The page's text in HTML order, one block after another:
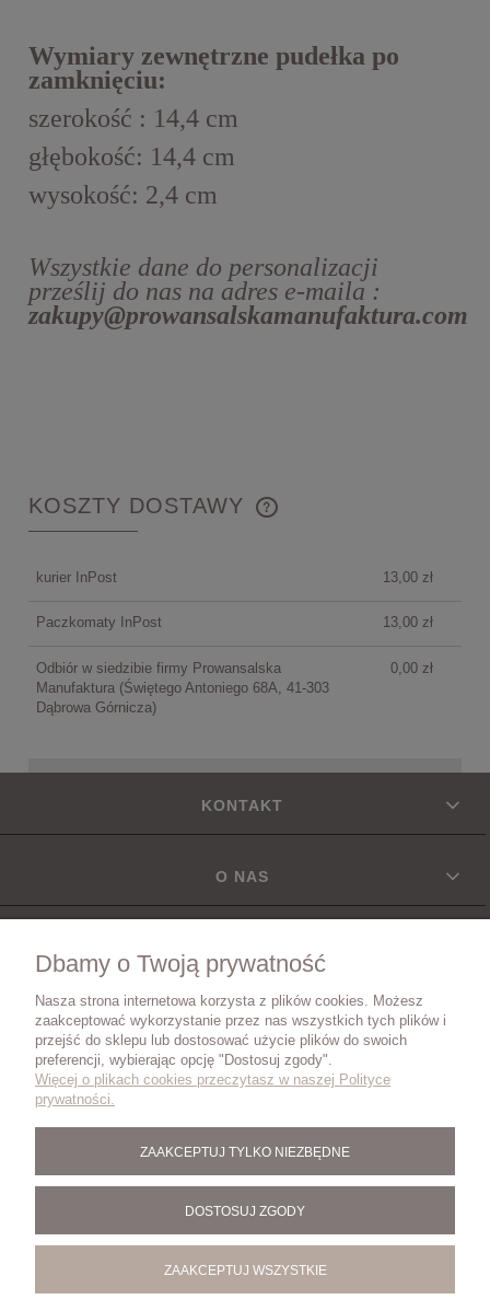
Wymiary zewnętrzne pudełka po
zamknięciu:
szerokość : 14,4 cm
głębokość: 14,4 cm
wysokość: 2,4 cm
Wszystkie dane do personalizacji
prześlij do nas na adres e-maila :
zakupy@prowansalskamanufaktura.com
KOSZTY DOSTAWY
CENA NIE ZAWIERA EWENTUALNYCH KOSZTÓW
kurier InPost 13,00 zł
Paczkomaty InPost 13,00 zł
Odbiór w siedzibie firmy Prowansalska
Manufaktura (Świętego Antoniego 68A, 41-303
Dąbrowa Górnicza)
0,00 zł
KONTAKT
O NAS
DOSTAWA
ZWROTY I REKLAMACJE
BLOG
Dbamy o Twoją prywatność
Nasza strona internetowa korzysta z plików cookies. Możesz
zaakceptować wykorzystanie przez nas wszystkich tych plików i
przejść do sklepu lub dostosować użycie plików do swoich
preferencji, wybierając opcję "Dostosuj zgody".
Więcej o plikach cookies przeczytasz w naszej Polityce
prywatności.
ZAAKCEPTUJ TYLKO NIEZBĘDNE
DOSTOSUJ ZGODY
ZAAKCEPTUJ WSZYSTKIE